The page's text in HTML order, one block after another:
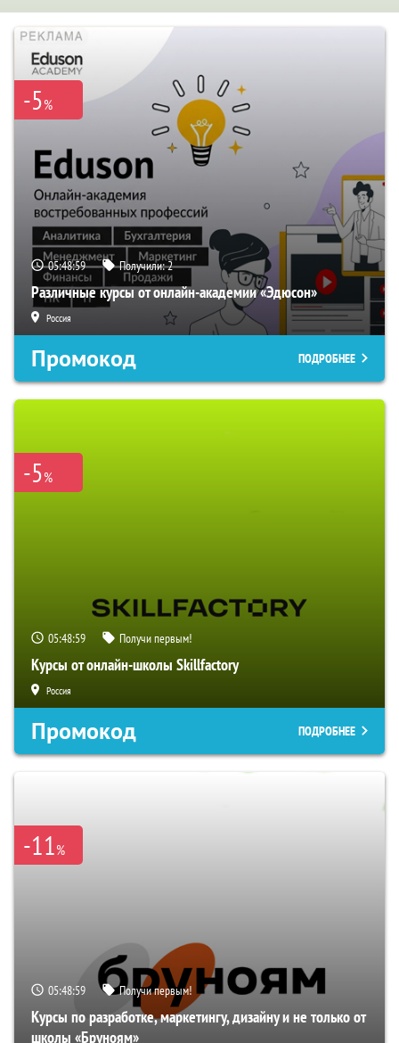
-5%
05:48:58 Получили:2
Различные курсы от онлайн-академии «Эдюсон»
Россия
Промокод ПОДРОБНЕЕ
-5%
05:48:58 Получи первым!
Курсы от онлайн-школы Skillfactory
Россия
Промокод ПОДРОБНЕЕ
-11%
05:48:58 Получи первым!
Курсы по разработке, маркетингу, дизайну и не только от
школы «Бруноям»